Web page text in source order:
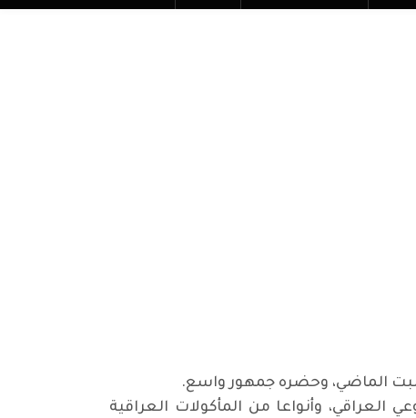
الماضي، وحضره جمهور واسع.
وأنواعا من المأكولات العراقية